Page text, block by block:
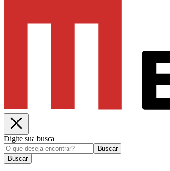
Digite sua busca
Buscar
Buscar